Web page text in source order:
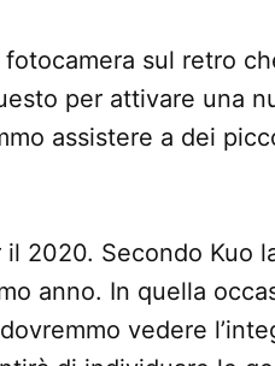
sul retro
per attivare una
assistere a dei
2020. Secondo Kuo
anno. In quella
vedere